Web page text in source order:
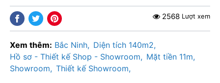
2568 Lượt xem
Xem thêm: Bắc Ninh
Diện tích 140m2
Hồ sơ - Thiết kế Shop - Showroom
Mặt tiền 11m
Showroom
Thiết kế Showroom